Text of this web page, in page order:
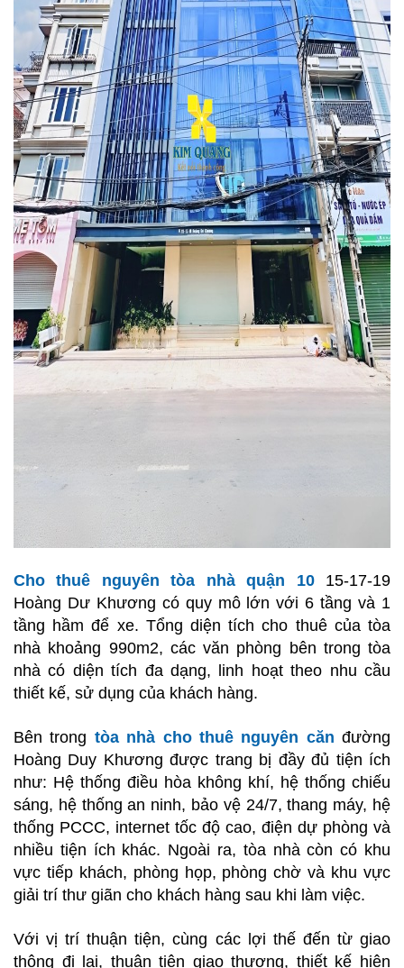
Cho thuê nguyên tòa nhà quận 1015-17-19
Hoàng Dư Khương có quy mô lớn với 6 tầng và 1
tầng hầm để xe. Tổng diện tích cho thuê của tòa
nhà khoảng 990m2, các văn phòng bên trong tòa
nhà có diện tích đa dạng, linh hoạt theo nhu cầu
thiết kế, sử dụng của khách hàng.
Bên trong tòa nhà cho thuê nguyên căn đường
Hoàng Duy Khương được trang bị đầy đủ tiện ích
như: Hệ thống điều hòa không khí, hệ thống chiếu
sáng, hệ thống an ninh, bảo vệ 24/7, thang máy, hệ
thống PCCC, internet tốc độ cao, điện dự phòng và
nhiều tiện ích khác. Ngoài ra, tòa nhà còn có khu
vực tiếp khách, phòng họp, phòng chờ và khu vực
giải trí thư giãn cho khách hàng sau khi làm việc.
Với vị trí thuận tiện, cùng các lợi thế đến từ giao
thông đi lại, thuận tiện giao thương, thiết kế hiện